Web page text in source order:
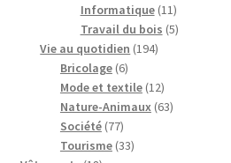
Informatique 1111
produits
Travail du bois 55
Vie au quotidien 194194
Bricolage 66
produits
Mode et textile 1212
produits
Nature-Animaux 6363
Société 7777
produits
Tourisme 3333